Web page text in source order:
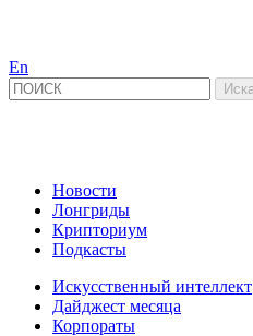
En
Новости
Лонгриды
Крипториум
Подкасты
Искусственный интеллект
Дайджест месяца
Корпораты